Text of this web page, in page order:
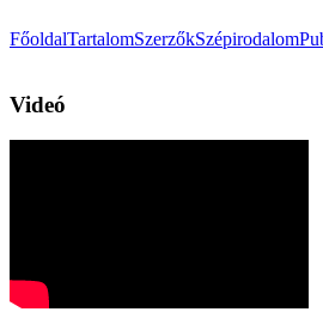
FőoldalTartalomSzerzőkSzépirodalom
Videó